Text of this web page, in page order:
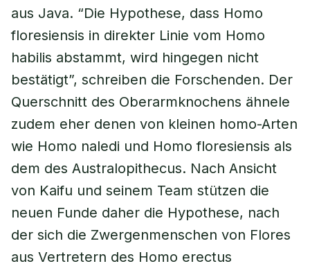
aus Java. “Die Hypothese, dass Homo
floresiensis in direkter Linie vom Homo
habilis abstammt, wird hingegen nicht
bestätigt”, schreiben die Forschenden. Der
Querschnitt des Oberarmknochens ähnele
zudem eher denen von kleinen homo-Arten
wie Homo naledi und Homo floresiensis als
dem des Australopithecus. Nach Ansicht
von Kaifu und seinem Team stützen die
neuen Funde daher die Hypothese, nach
der sich die Zwergenmenschen von Flores
aus Vertretern des Homo erectus